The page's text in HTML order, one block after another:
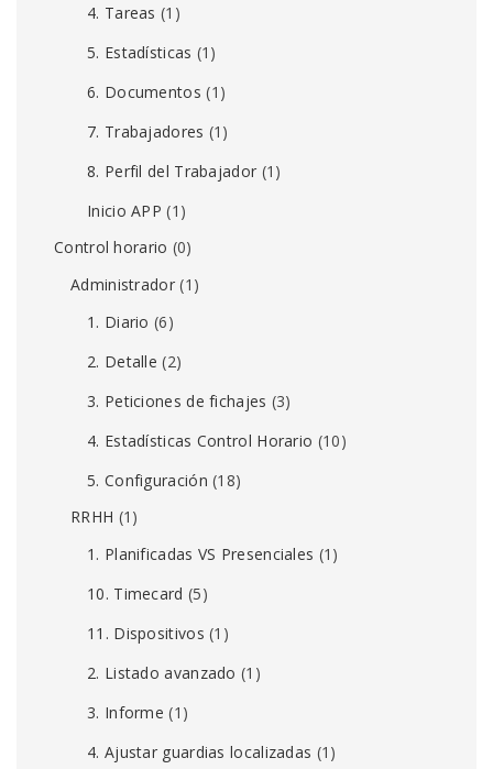
4. Tareas (1)
5. Estadísticas (1)
6. Documentos (1)
7. Trabajadores (1)
8. Perfil del Trabajador (1)
Inicio APP (1)
Control horario (0)
Administrador(1)
1. Diario (6)
2. Detalle (2)
3. Peticiones de fichajes (3)
4. Estadísticas Control Horario (10)
5. Configuración (18)
RRHH (1)
1. Planificadas VS Presenciales (1)
10. Timecard (5)
11. Dispositivos (1)
2. Listado avanzado (1)
3. Informe (1)
4. Ajustar guardias localizadas (1)